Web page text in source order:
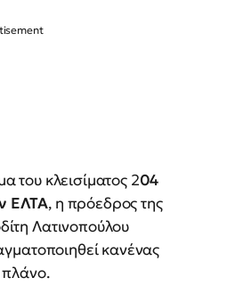
του κλεισίματος 204
ΕΛΤΑ, η πρόεδρος της
Λατινοπούλου
κανένας
πλάνο.